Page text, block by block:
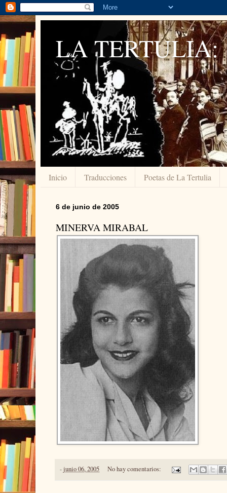
LA TERTULIA:
Inicio Traducciones Poetas de La Tertulia
6 de junio de 2005
MINERVA MIRABAL
-junio 06, 2005 No hay comentarios: